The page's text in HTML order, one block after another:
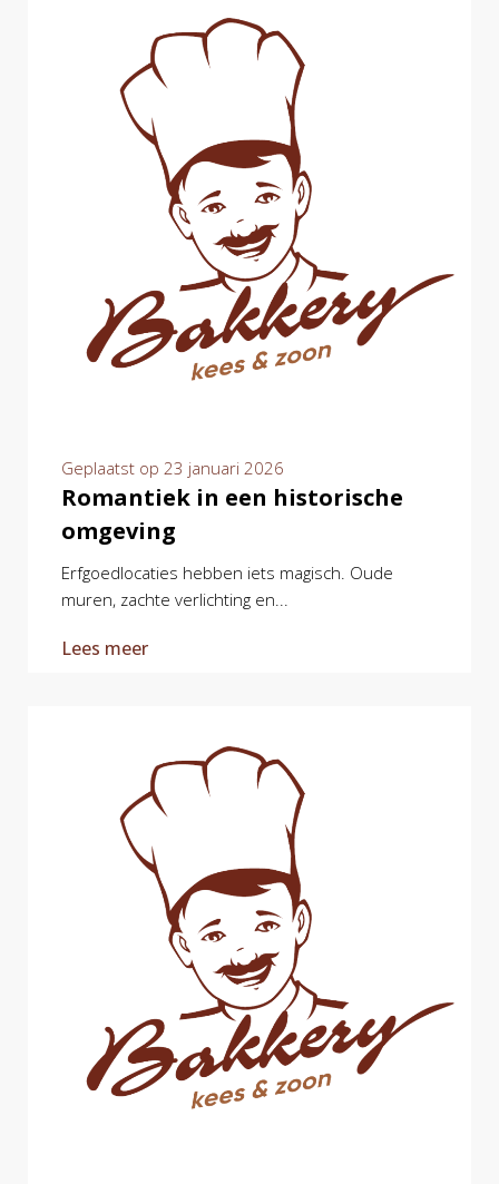
Geplaatst op 23 januari 2026
Romantiek in een historische
omgeving
Erfgoedlocaties hebben iets magisch. Oude
muren, zachte verlichting en...
Lees meer